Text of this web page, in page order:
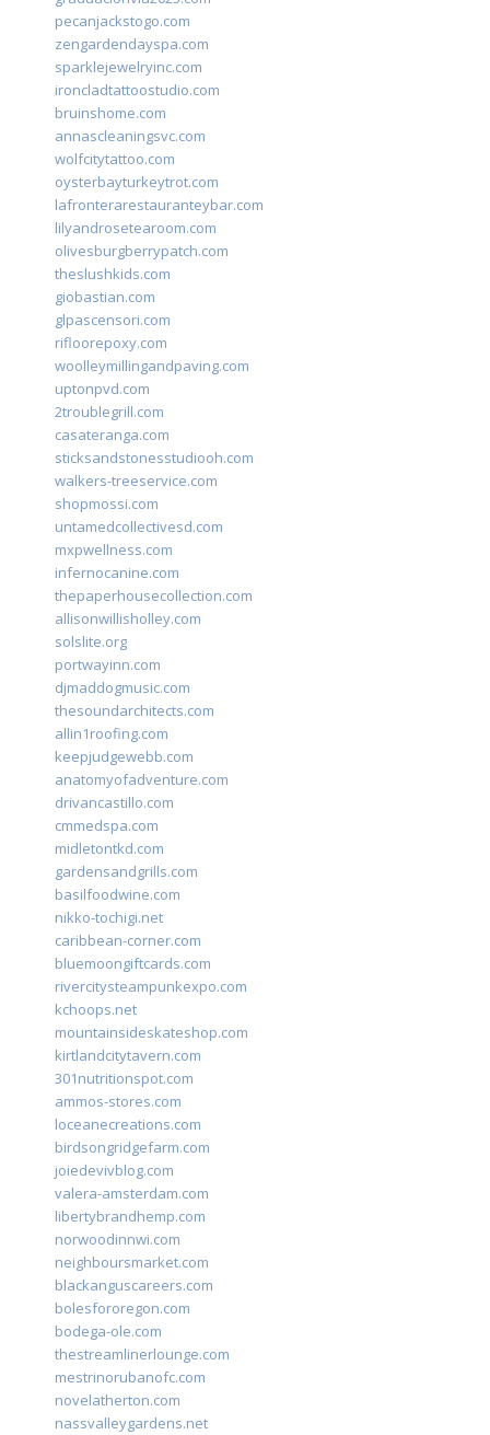
pecanjackstogo.com
zengardendayspa.com
sparklejewelryinc.com
ironcladtattoostudio.com
bruinshome.com
annascleaningsvc.com
wolfcitytattoo.com
oysterbayturkeytrot.com
lafronterarestauranteybar.com
lilyandrosetearoom.com
olivesburgberrypatch.com
theslushkids.com
giobastian.com
glpascensori.com
rifloorepoxy.com
woolleymillingandpaving.com
uptonpvd.com
2troublegrill.com
casateranga.com
sticksandstonesstudiooh.com
walkers-treeservice.com
shopmossi.com
untamedcollectivesd.com
mxpwellness.com
infernocanine.com
thepaperhousecollection.com
allisonwillisholley.com
solslite.org
portwayinn.com
djmaddogmusic.com
thesoundarchitects.com
allin1roofing.com
keepjudgewebb.com
anatomyofadventure.com
drivancastillo.com
cmmedspa.com
midletontkd.com
gardensandgrills.com
basilfoodwine.com
nikko-tochigi.net
caribbean-corner.com
bluemoongiftcards.com
rivercitysteampunkexpo.com
kchoops.net
mountainsideskateshop.com
kirtlandcitytavern.com
301nutritionspot.com
ammos-stores.com
loceanecreations.com
birdsongridgefarm.com
joiedevivblog.com
valera-amsterdam.com
libertybrandhemp.com
norwoodinnwi.com
neighboursmarket.com
blackanguscareers.com
bolesfororegon.com
bodega-ole.com
thestreamlinerlounge.com
mestrinorubanofc.com
novelatherton.com
nassvalleygardens.net